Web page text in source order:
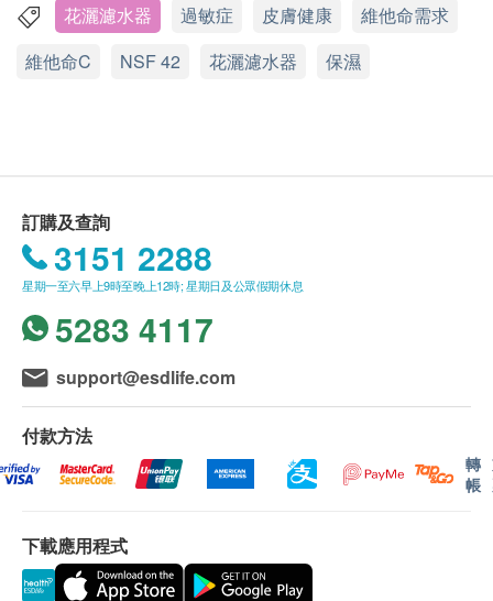
緩和壓力
穩定情緒
覺
不接受郵政信箱地址。
排運送。
東涌、長洲、馬灣、梅窩、南丫島、坪洲及愉景灣
等偏遠地區會安排到付。
所有郵寄項目不可指定收貨日期和時段。
送貨時間:
時間為上午 9 時至下午 6 時。
送貨服務有可能因天氣、交通、地區或其他因素而
暫停或延期，送貨時間將會另作安排。
如商品已到達收貨地址而沒有人簽收，Streams
如5個工作天後Streams Water Solution Limited 仍
未能聯絡上顧客，該訂單將會被取消，並於扣除運
花灑濾水器 過敏症 皮膚健康
維他命需求
維他命C
NSF 42 花灑濾水器 保濕
訂購及查詢
3151 2288
星期一至六早上9時至晚上12時; 星期日及公眾假期休息
5283 4117
support@esdlife.com
付款方法
轉
帳
下載應用程式